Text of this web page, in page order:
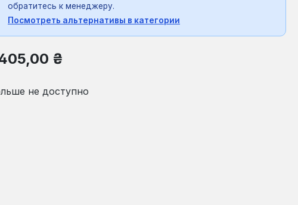
обратитесь к менеджеру.
Посмотреть альтернативы в категории
цена: ₴
не доступно